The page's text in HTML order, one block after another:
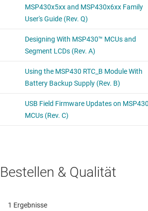
Bestellen & Qualität